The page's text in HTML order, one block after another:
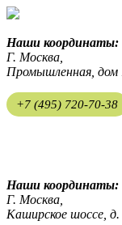
Наши координаты:
Г. Москва,
Промышленная, дом
+7 (495) 720-70-38
Наши координаты:
Г. Москва,
Каширское шоссе, д.